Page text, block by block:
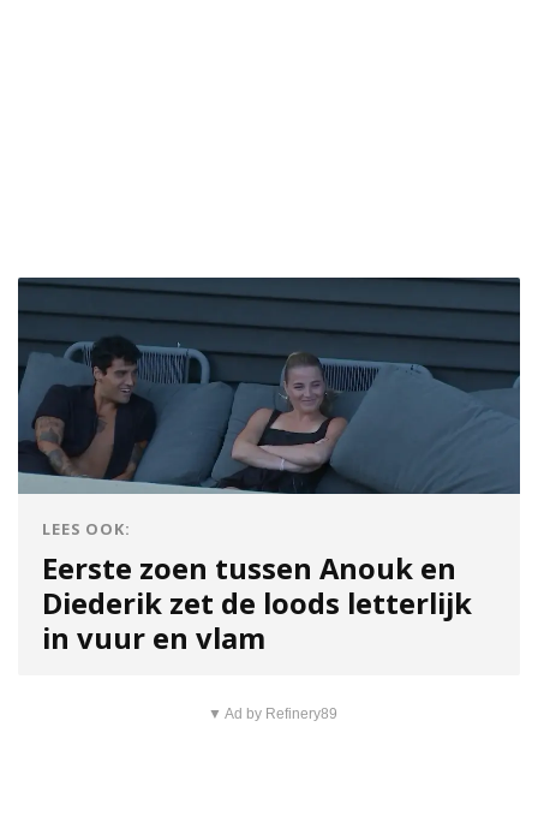
LEES OOK:
Eerste zoen tussen Anouk en
Diederik zet de loods letterlijk
in vuur en vlam
▼ Ad by Refinery89